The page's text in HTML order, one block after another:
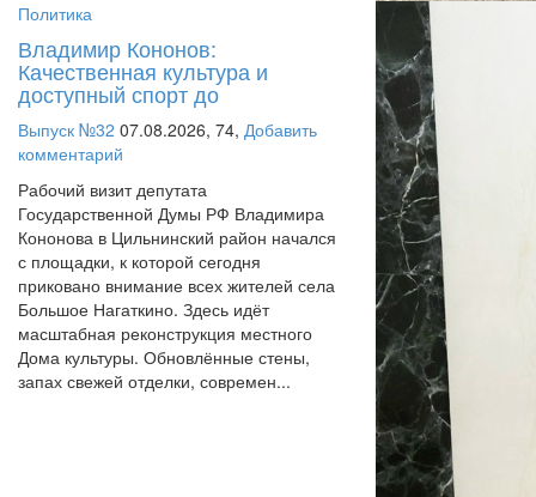
Политика
Владимир Кононов:
Качественная культура и
доступный спорт до
Выпуск №32 07.08.2026, 74, Добавить
комментарий
Рабочий визит депутата
Государственной Думы РФ Владимира
Кононова в Цильнинский район начался
с площадки, к которой сегодня
приковано внимание всех жителей села
Большое Нагаткино. Здесь идёт
масштабная реконструкция местного
Дома культуры. Обновлённые стены,
запах свежей отделки, современ...